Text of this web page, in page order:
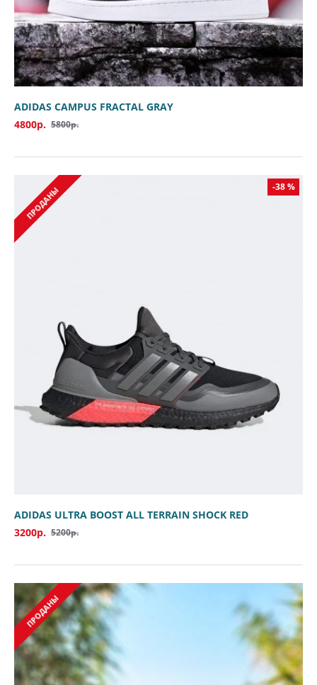
ADIDAS CAMPUS FRACTAL GRAY
4800р. 5800р.
-38 %
ПРОДАНЫ
ADIDAS ULTRA BOOST ALL TERRAIN SHOCK RED
3200р. 5200р.
ПРОДАНЫ